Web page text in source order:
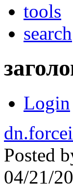
tools
search
Login
Posted
04/21/